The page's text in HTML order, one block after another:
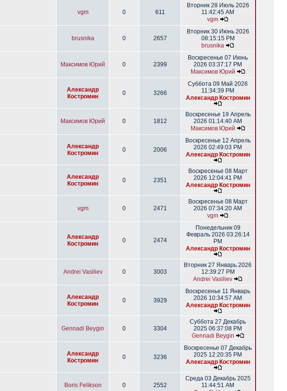
vgm 0 611
Вторник 28 Июль 2026
11:42:45 AM
vgm
brusnika 0 2657
Вторник 30 Июнь 2026
08:15:15 PM
brusnika
Максимов Юрий 0 2399
Воскресенье 07 Июнь
2026 03:37:17 PM
Максимов Юрий
Александр
Костромин
0 3266
Суббота 09 Май 2026
11:34:39 PM
Александр Костромин
Максимов Юрий 0 1812
Воскресенье 19 Апрель
2026 01:14:40 AM
Максимов Юрий
Александр
Костромин
0 2006
Воскресенье 12 Апрель
2026 02:49:03 PM
Александр Костромин
Александр
Костромин
0 2351
Воскресенье 08 Март
2026 12:04:41 PM
Александр Костромин
vgm 0 2471
Воскресенье 08 Март
2026 07:34:20 AM
vgm
Александр
Костромин
0 2474
Понедельник 09
Февраль 2026 03:26:14
PM
Александр Костромин
Andrei Vasiliev 0 3003
Вторник 27 Январь 2026
12:39:27 PM
Andrei Vasiliev
Александр
Костромин
0 3929
Воскресенье 11 Январь
2026 10:34:57 AM
Александр Костромин
Gennadi Beygin 0 3304
Суббота 27 Декабрь
2025 06:37:08 PM
Gennadi Beygin
Александр
Костромин
0 3236
Воскресенье 07 Декабрь
2025 12:20:35 PM
Александр Костромин
Boris Felikson 0 2552
Среда 03 Декабрь 2025
11:44:51 AM